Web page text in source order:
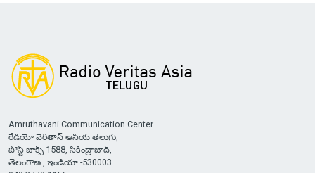
Amruthavani Communication Center
రేడియో వెరితాస్ ఆసియ తెలుగు,
పోస్ట్ బాక్స్ 1588, సికింద్రాబాద్,
తెలంగాణ , ఇండియా -530003